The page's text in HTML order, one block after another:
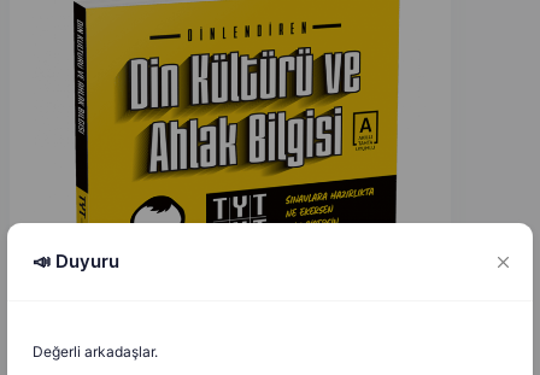
📣 Duyuru
Değerli arkadaşlar.